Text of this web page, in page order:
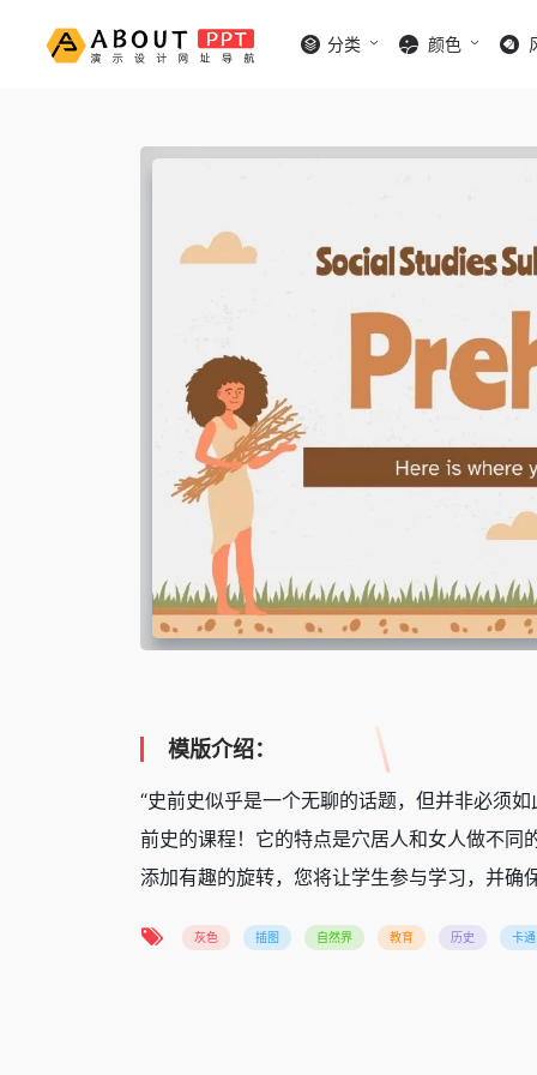
分类 颜色
模版介绍：
“史前史似乎是一个无聊的话题，但并非必须
前史的课程！它的特点是穴居人和女人做不同
添加有趣的旋转，您将让学生参与学习，并确
灰色 插图 自然界 教育 历史 卡通